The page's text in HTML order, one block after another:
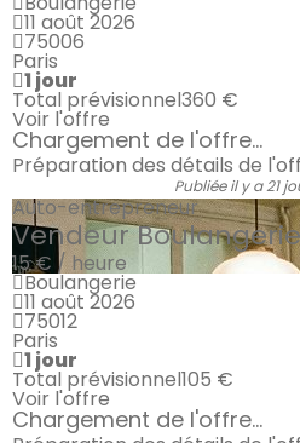
11 août 2026
75006
Paris
1 jour
Total prévisionnel360 €
Voir l'offre
Chargement de l'offre...
Préparation des détails de
Publiée il y a 21
Auto-entrepreneur
Vendeur Boulangerie
15 € / heure
Boulangerie
11 août 2026
75012
Paris
1 jour
Total prévisionnel105 €
Voir l'offre
Chargement de l'offre...